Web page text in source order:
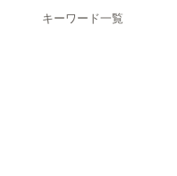
キーワード一覧